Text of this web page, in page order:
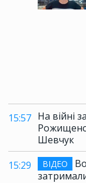
15:57 На війні
Шевчук
15:29
ВІДЕО